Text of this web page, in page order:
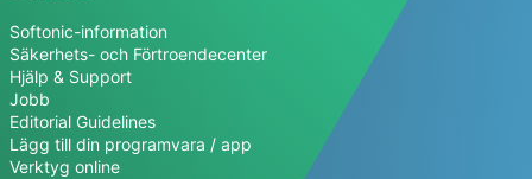
Softonic-information
Säkerhets- och Förtroendecenter
Hjälp & Support
Jobb
Editorial Guidelines
Lägg till din programvara / app
Verktyg online